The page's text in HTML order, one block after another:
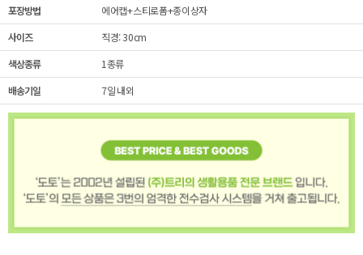
포장방법
에어캡+스티로폼+종이상자
사이즈
직경: 30cm
색상종류
1종류
배송기일
7일 내외